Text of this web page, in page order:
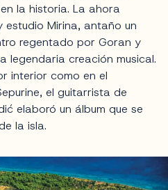
la historia. La ahora
Mirina, antaño un
regentado por Goran y
legendaria creación musical.
interior como en el
el guitarrista de
elaboró un álbum que se
la isla.